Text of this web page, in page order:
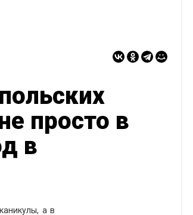
просто в
в